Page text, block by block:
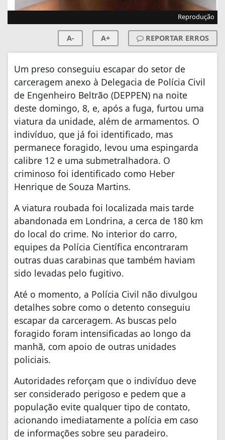
Reprodução
A- A+ REPORTAR ERROS
Um preso conseguiu escapar do setor de
carceragem anexo à Delegacia de Polícia Civil
de Engenheiro Beltrão (DEPPEN) na noite
deste domingo, 8, e, após a fuga, furtou uma
viatura da unidade, além de armamentos. O
indivíduo, que já foi identificado, mas
permanece foragido, levou uma espingarda
calibre 12 e uma submetralhadora. O
criminoso foi identificado como Heber
Henrique de Souza Martins.
A viatura roubada foi localizada mais tarde
abandonada em Londrina, a cerca de 180 km
do local do crime. No interior do carro,
equipes da Polícia Científica encontraram
outras duas carabinas que também haviam
sido levadas pelo fugitivo.
Até o momento, a Polícia Civil não divulgou
detalhes sobre como o detento conseguiu
escapar da carceragem. As buscas pelo
foragido foram intensificadas ao longo da
manhã, com apoio de outras unidades
policiais.
Autoridades reforçam que o indivíduo deve
ser considerado perigoso e pedem que a
população evite qualquer tipo de contato,
acionando imediatamente a polícia em caso
de informações sobre seu paradeiro.